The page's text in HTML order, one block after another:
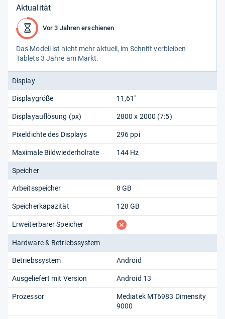
Aktualität
Vor 3 Jahren erschienen
Das Modell ist nicht mehr aktu­ell, im Schnitt ver­blei­ben
Tablets 3 Jahre am Markt.
Display
Displaygröße 11,61"
Displayauflösung (px) 2800 x 2000 (7:5)
Pixeldichte des Displays 296 ppi
Maximale Bildwiederholrate 144 Hz
Speicher
Arbeitsspeicher 8 GB
Speicherkapazität 128 GB
Erweiterbarer Speicher fehlt
Hardware & Betriebssystem
Betriebssystem Android
Ausgeliefert mit Version Android 13
Prozessor
Mediatek MT6983 Dimensity
9000